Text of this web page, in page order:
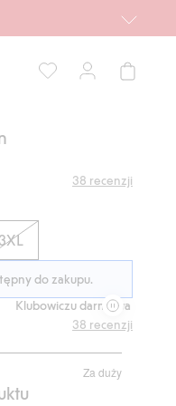
38 recenzji
3XL
do zakupu.
darmowa dostawa od
Za duży
38 recenzji